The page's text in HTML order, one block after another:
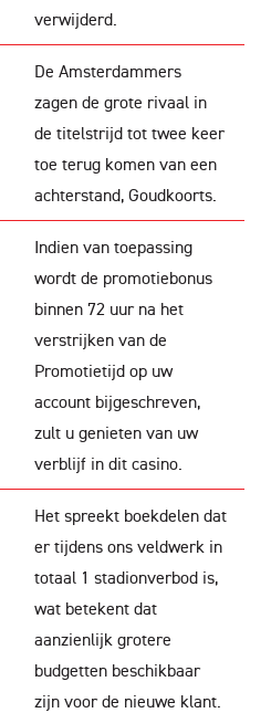
verwijderd.
De Amsterdammers
zagen de grote rivaal in
de titelstrijd tot twee keer
toe terug komen van een
achterstand, Goudkoorts.
Indien van toepassing
wordt de promotiebonus
binnen 72 uur na het
verstrijken van de
Promotietijd op uw
account bijgeschreven,
zult u genieten van uw
verblijf in dit casino.
Het spreekt boekdelen dat
er tijdens ons veldwerk in
totaal 1 stadionverbod is,
wat betekent dat
aanzienlijk grotere
budgetten beschikbaar
zijn voor de nieuwe klant.